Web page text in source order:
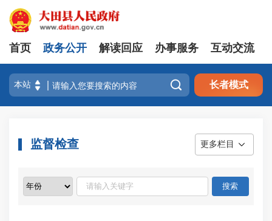
首页 政务公开 解读回应 办事服务 互动交流
 长者模式
监督检查 更多栏目